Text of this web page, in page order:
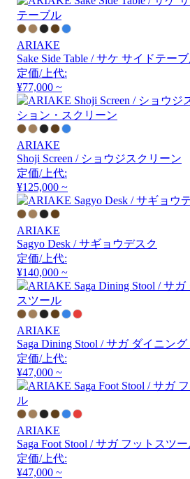
ARIAKE
Sake Side Table / サケ サイドテー
定価/上代:
¥77,000 ~
ARIAKE
Shoji Screen / ショウジスクリーン
定価/上代:
¥125,000 ~
ARIAKE
Sagyo Desk / サギョウデスク
定価/上代:
¥140,000 ~
ARIAKE
Saga Dining Stool / サガ ダイニン
定価/上代:
¥47,000 ~
ARIAKE
Saga Foot Stool / サガ フットスツ
定価/上代:
¥47,000 ~